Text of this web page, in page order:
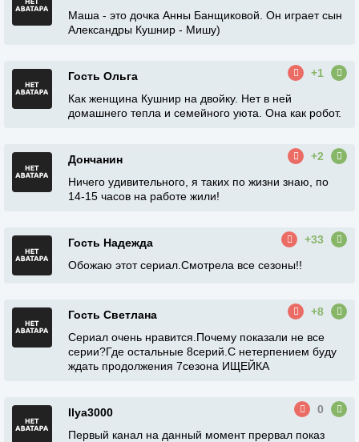
Маша - это дочка Анны Банщиковой. Он играет сын
Александры Кушнир - Мишу)
Гость Ольга
+1
Как женщина Кушнир на двойку. Нет в ней
домашнего тепла и семейного уюта. Она как робот.
Дончанин
+2
Ничего удивительного, я таких по жизни знаю, по
14-15 часов на работе жили!
Гость Надежда
+33
Обожаю этот сериал.Смотрела все сезоны!!
Гость Светлана
+8
Сериал очень нравится.Почему показали не все
серии?Где остальные 8серий.С нетерпением буду
ждать продолжения 7сезона ИЩЕЙКА
Ilya3000
0
Первый канал на данный момент прервал показ